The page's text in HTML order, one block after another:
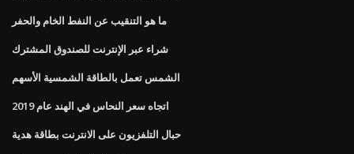
ما هو التنقيب عن النفط الخام والحفر
شراء عبر الإنترنت للصندوق المشترك
الشمس تعمل بالطاقة الشمسية الأسهم
اتجاه سعر النحاس في الهند عام 2019
حبال التلفزيون على الانترنت بطاقة هدية